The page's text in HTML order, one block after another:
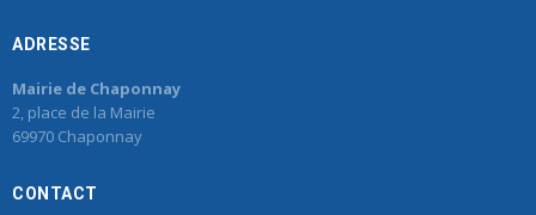
ADRESSE
Mairie de Chaponnay
2, place de la Mairie
69970 Chaponnay
CONTACT